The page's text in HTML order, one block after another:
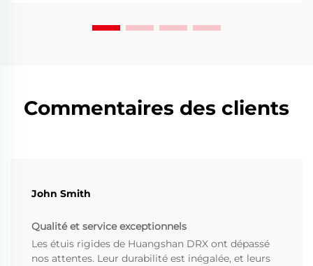
Commentaires des clients
John Smith
Qualité et service exceptionnels
Les étuis rigides de Huangshan DRX ont dépassé
nos attentes. Leur durabilité est inégalée, et leurs